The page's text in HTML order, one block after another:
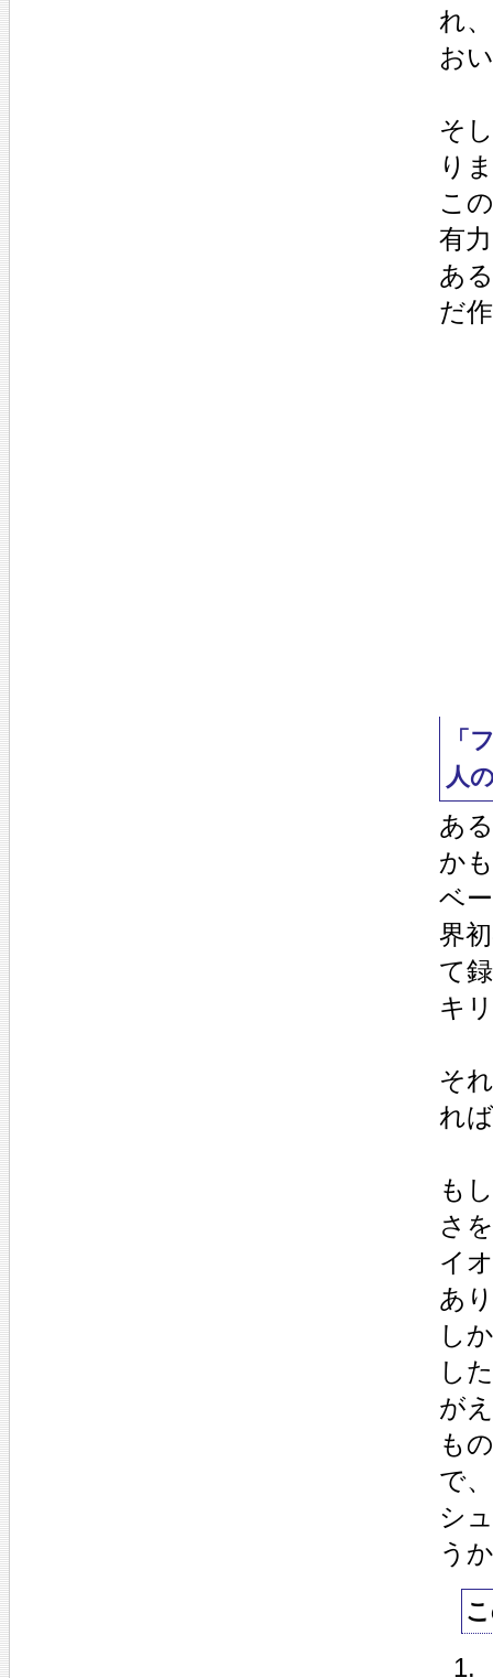
れ
お
そ
り
こ
有
あ
だ
「
人
あ
か
ベ
界
て
キ
そ
れ
も
さ
イ
あ
し
し
が
も
で
シ
う